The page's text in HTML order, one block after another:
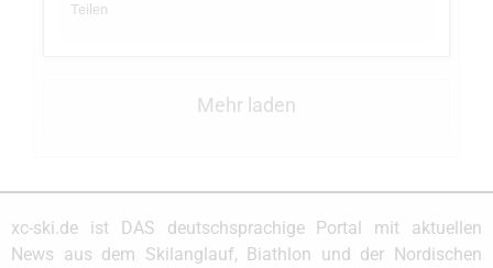
Teilen
Mehr laden
xc-ski.de ist DAS deutschsprachige Portal mit aktuellen
News aus dem Skilanglauf, Biathlon und der Nordischen